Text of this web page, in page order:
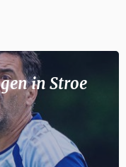
in Stroe